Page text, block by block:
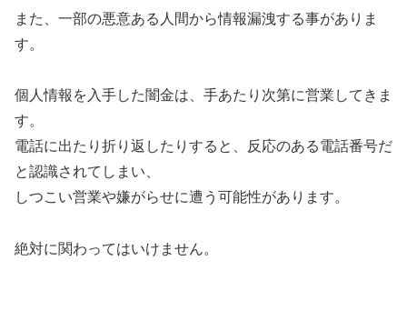
また、一部の悪意ある人間から情報漏洩する事がありま
す。
個人情報を入手した闇金は、手あたり次第に営業してきま
す。
電話に出たり折り返したりすると、反応のある電話番号だ
と認識されてしまい、
しつこい営業や嫌がらせに遭う可能性があります。
絶対に関わってはいけません。